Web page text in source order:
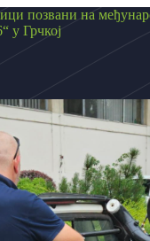
позвани на
у Грчкој